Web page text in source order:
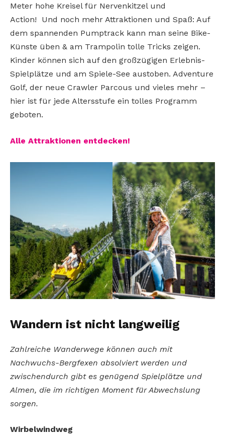
Meter hohe Kreisel für Nervenkitzel und
Action! Und noch mehr Attraktionen und Spaß: Auf
dem spannenden Pumptrack kann man seine Bike-
Künste üben & am Trampolin tolle Tricks zeigen.
Kinder können sich auf den großzügigen Erlebnis-
Spielplätze und am Spiele-See austoben. Adventure
Golf, der neue Crawler Parcous und vieles mehr –
hier ist für jede Altersstufe ein tolles Programm
geboten.
Alle Attraktionen entdecken!
Wandern ist nicht langweilig
Zahlreiche Wanderwege können auch mit
Nachwuchs-Bergfexen absolviert werden und
zwischendurch gibt es genügend Spielplätze und
Almen, die im richtigen Moment für Abwechslung
sorgen.
Wirbelwindweg